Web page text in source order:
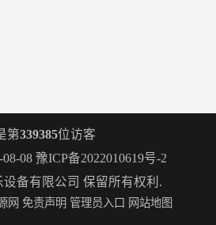
第339385位访客
08 豫ICP备2022010619号-2
备有限公司 保留所有权利.
网 免责声明 管理员入口 网站地图